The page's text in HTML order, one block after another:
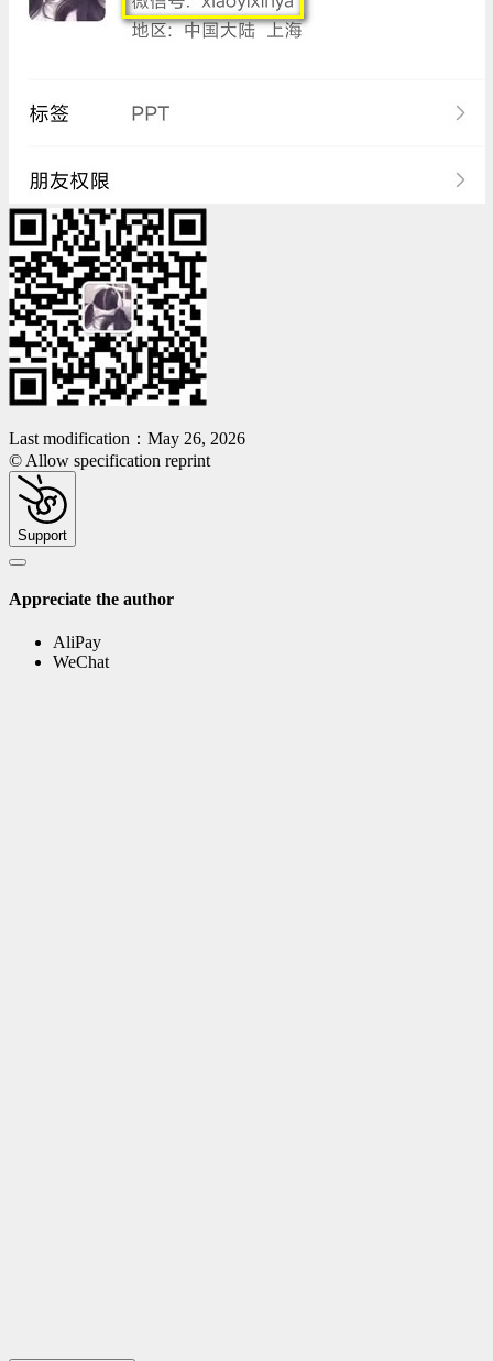
Last modification：May 26, 2026
© Allow specification reprint
Support
Appreciate the author
AliPay
WeChat